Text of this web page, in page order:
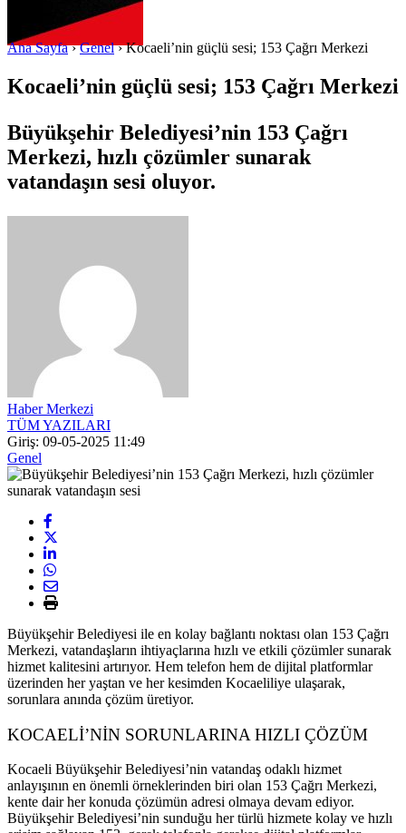
Ana Sayfa›Genel›Kocaeli’nin güçlü sesi; 153 Çağrı Merkezi
Kocaeli’nin güçlü sesi; 153 Çağrı Merkezi
Büyükşehir Belediyesi’nin 153 Çağrı
Merkezi, hızlı çözümler sunarak
vatandaşın sesi oluyor.
Haber Merkezi
TÜM YAZILARI
Giriş: 09-05-2025 11:49
Genel
Büyükşehir Belediyesi ile en kolay bağlantı noktası olan 153 Çağrı
Merkezi, vatandaşların ihtiyaçlarına hızlı ve etkili çözümler sunarak
hizmet kalitesini artırıyor. Hem telefon hem de dijital platformlar
üzerinden her yaştan ve her kesimden Kocaeliliye ulaşarak,
sorunlara anında çözüm üretiyor.
KOCAELİ’NİN SORUNLARINA HIZLI ÇÖZÜM
Kocaeli Büyükşehir Belediyesi’nin vatandaş odaklı hizmet
anlayışının en önemli örneklerinden biri olan 153 Çağrı Merkezi,
kente dair her konuda çözümün adresi olmaya devam ediyor.
Büyükşehir Belediyesi’nin sunduğu her türlü hizmete kolay ve hızlı